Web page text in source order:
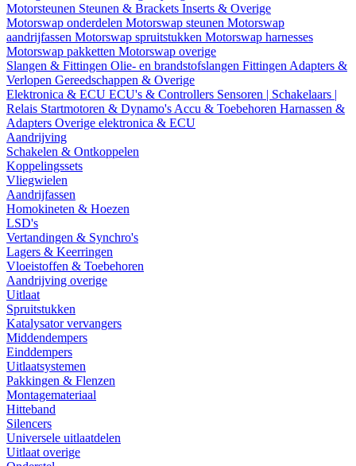
Motorsteunen Steunen & Brackets Inserts & Overige
Motorswap onderdelen Motorswap steunen Motorswap
aandrijfassen Motorswap spruitstukken Motorswap harnesses
Motorswap pakketten Motorswap overige
Slangen & Fittingen Olie- en brandstofslangen Fittingen Adapters &
Verlopen Gereedschappen & Overige
Elektronica & ECU ECU's & Controllers Sensoren | Schakelaars |
Relais Startmotoren & Dynamo's Accu & Toebehoren Harnassen &
Adapters Overige elektronica & ECU
Aandrijving
Schakelen & Ontkoppelen
Koppelingssets
Vliegwielen
Aandrijfassen
Homokineten & Hoezen
LSD's
Vertandingen & Synchro's
Lagers & Keerringen
Vloeistoffen & Toebehoren
Aandrijving overige
Uitlaat
Spruitstukken
Katalysator vervangers
Middendempers
Einddempers
Uitlaatsystemen
Pakkingen & Flenzen
Montagemateriaal
Hitteband
Silencers
Universele uitlaatdelen
Uitlaat overige